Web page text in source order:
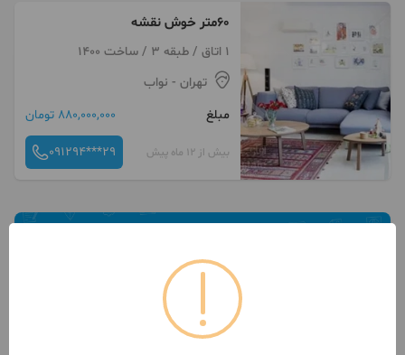
۶۰متر خوش نقشه
1 اتاق / طبقه 3 / ساخت 1400
تهران - نواب
مبلغ
880,000,000 تومان
بیش از 12 ماه پیش 091294***29